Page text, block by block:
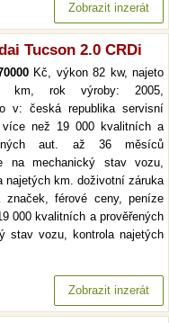
Zobrazit inzerát
Tucson 2.0 CRDi
Kč, výkon 82 kw, najeto
km, rok výroby: 2005,
v: česká republika servisní
více než 19 000 kvalitních a
aut. až 36 měsíců
na mechanický stav vozu,
najetých km. doživotní záruka
značek, férové ceny, peníze
000 kvalitních a prověřených
stav vozu, kontrola najetých
Zobrazit inzerát